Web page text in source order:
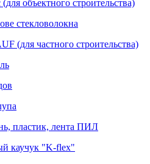
объектного строительства)
стекловолокна
(для частного строительства)
пластик, лента ПИЛ
каучук "K-flex"